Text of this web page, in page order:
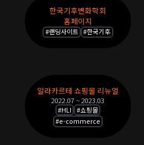
한국기후변화학회
홈페이지
#랜딩사이트 #한국기후
알라카르테 쇼핑몰 리뉴얼
2022.07 ~ 2023.03
#HLI #쇼핑몰
#e-commerce